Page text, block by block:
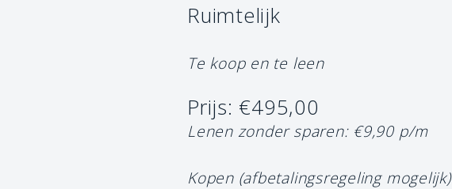
Ruimtelijk
Te koop en te leen
Prijs: €495,00
Lenen zonder sparen: €9,90 p/m
Kopen (afbetalingsregeling mogelijk)